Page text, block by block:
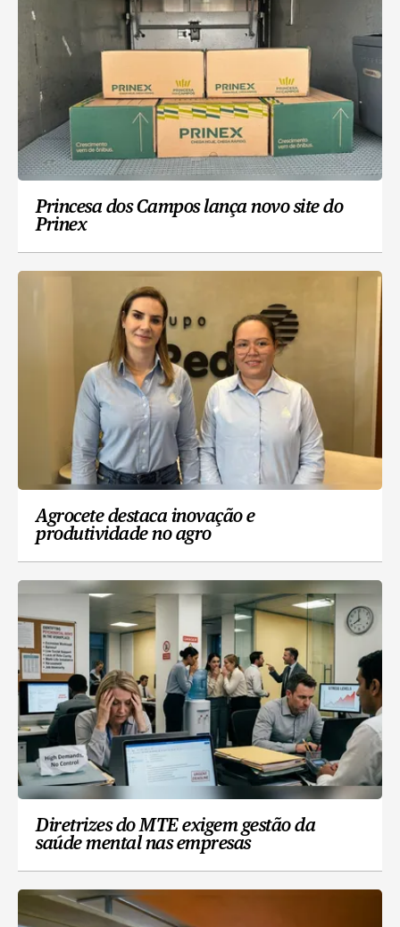
Princesa dos Campos lança novo site do
Prinex
Agrocete destaca inovação e
produtividade no agro
Diretrizes do MTE exigem gestão da
saúde mental nas empresas